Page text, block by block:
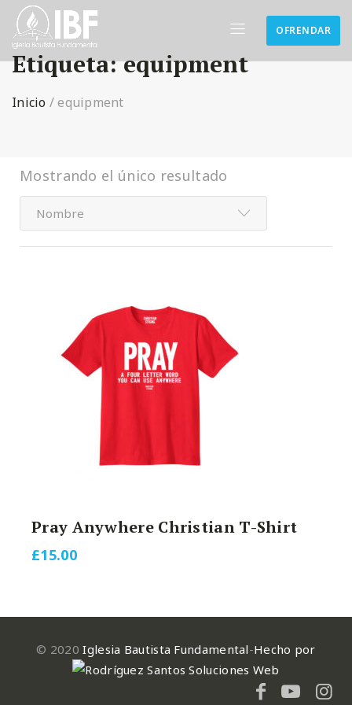
OFRENDAR
Etiqueta:equipment
Inicio /equipment
Mostrando el único resultado
Nombre
Pray Anywhere Christian T-Shirt
£15.00
© 2020Iglesia Bautista Fundamental-Hecho por